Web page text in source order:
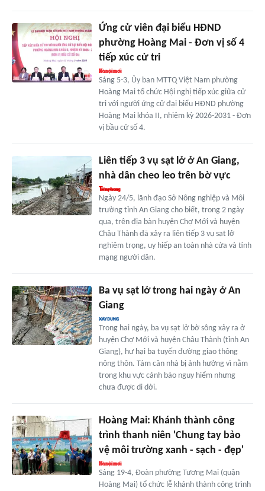
Ứng cử viên đại biểu HĐND
phường Hoàng Mai - Đơn vị số 4
tiếp xúc cử tri
Sáng 5-3, Ủy ban MTTQ Việt Nam phường
Hoàng Mai tổ chức Hội nghị tiếp xúc giữa cử
tri với người ứng cử đại biểu HĐND phường
Hoàng Mai khóa II, nhiệm kỳ 2026-2031 - Đơn
vị bầu cử số 4.
Liên tiếp 3 vụ sạt lở ở An Giang,
nhà dân cheo leo trên bờ vực
Ngày 24/5, lãnh đạo Sở Nông nghiệp và Môi
trường tỉnh An Giang cho biết, trong 2 ngày
qua, trên địa bàn huyện Chợ Mới và huyện
Châu Thành đã xảy ra liên tiếp 3 vụ sạt lở
nghiêm trọng, uy hiếp an toàn nhà cửa và tính
mạng người dân.
Ba vụ sạt lở trong hai ngày ở An
Giang
Trong hai ngày, ba vụ sạt lở bờ sông xảy ra ở
huyện Chợ Mới và huyện Châu Thành (tỉnh An
Giang), hư hại ba tuyến đường giao thông
nông thôn. Tám căn nhà bị ảnh hưởng vì nằm
trong khu vực cảnh báo nguy hiểm nhưng
chưa được di dời.
Hoàng Mai: Khánh thành công
trình thanh niên 'Chung tay bảo
vệ môi trường xanh - sạch - đẹp'
Sáng 19-4, Đoàn phường Tương Mai (quận
Hoàng Mai) tổ chức lễ khánh thành công trình